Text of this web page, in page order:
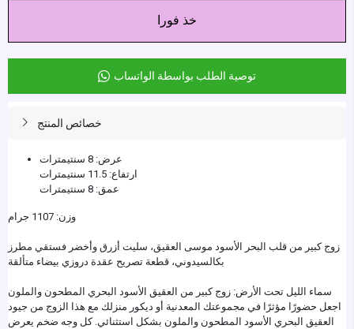
خذ فورا
توصية الطلب بواسطة الواتساب
خصائص المنتج
عرض: 8 سنتيمترات
ارتفاع: 11.5 سنتيمترات
عمق: 8 سنتيمترات
وزن: 1107 جرام
زوج كبير من قلب البحر الأسود موسى العقيق، سليت أزرق وأخضر فستقي مطرز
بكالسيدوني، قطعة تصريح عقدة دروزي بيضاء متألقة
سماء الليل تحت الأرض: زوج كبير من العقيق الأسود البحري المطحون والملون
اجعل حضورًا مؤثرًا في مجموعتك المعدنية أو ديكور منزلك مع هذا الزوج من جيود
العقيق البحري الأسود المطحون والملون بشكل استثنائي. كل وجه ضخم يعرض